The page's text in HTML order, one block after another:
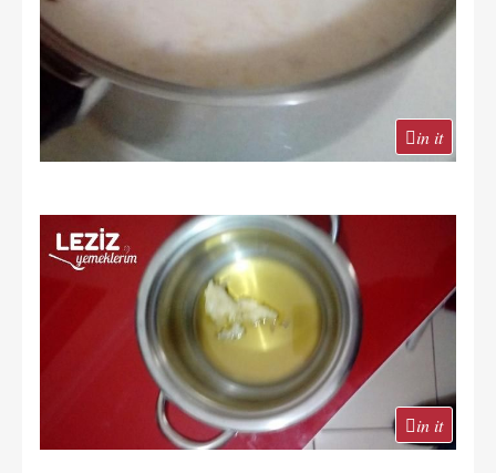
in it
in it